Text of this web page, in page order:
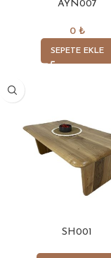
AYN007
0 ₺
SEPETE EKLE
SH001